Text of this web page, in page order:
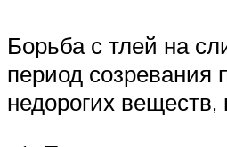
Борьба с тлей на
период
недорогих